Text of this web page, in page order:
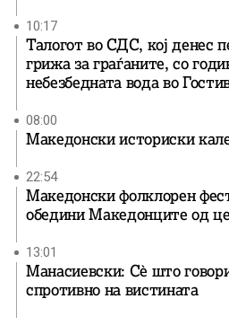
10:17
Талогот во СДС, кој денес
грижа за граѓаните, со
небезбедната вода во
08:00
Македонски историски
22:54
Македонски фолклорен
обедини Македонците од
13:01
Манасиевски: Сè што
спротивно на вистината